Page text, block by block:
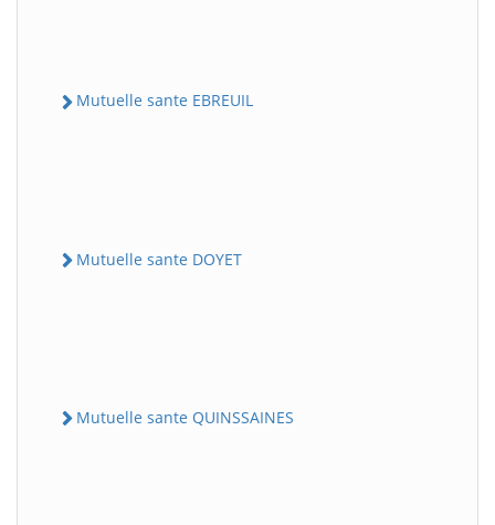
Mutuelle sante EBREUIL
Mutuelle sante DOYET
Mutuelle sante QUINSSAINES